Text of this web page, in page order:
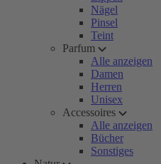
Nägel
Pinsel
Teint
Parfum
Alle anzeigen
Damen
Herren
Unisex
Accessoires
Alle anzeigen
Bücher
Sonstiges